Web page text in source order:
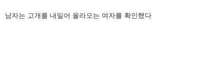
남자는 고개를 내밀어 올라오는 여자를 확인했다